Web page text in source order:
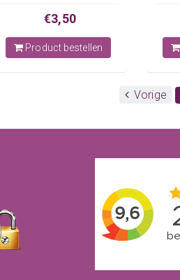
€3,50
Product bestellen
Vorige